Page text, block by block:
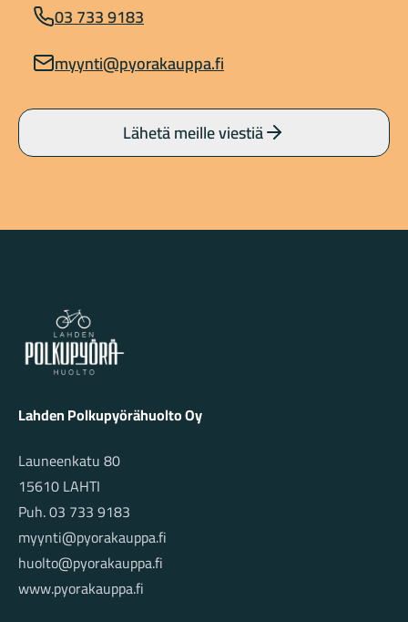
03 733 9183
myynti@pyorakauppa.fi
Lähetä meille viestiä
Lahden Polkupyörähuolto - etusivulle
Lahden Polkupyörähuolto Oy
Launeenkatu 80
15610 LAHTI
Puh. 03 733 9183
myynti@pyorakauppa.fi
huolto@pyorakauppa.fi
www.pyorakauppa.fi